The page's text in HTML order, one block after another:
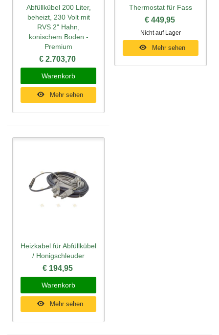
Abfüllkübel 200 Liter,
beheizt, 230 Volt mit
RVS 2" Hahn,
konischem Boden -
Premium
€ 2.703,70
Warenkorb
Mehr sehen
Thermostat für Fass
€ 449,95
Nicht auf Lager
Mehr sehen
Heizkabel für Abfüllkübel
/ Honigschleuder
€ 194,95
Warenkorb
Mehr sehen